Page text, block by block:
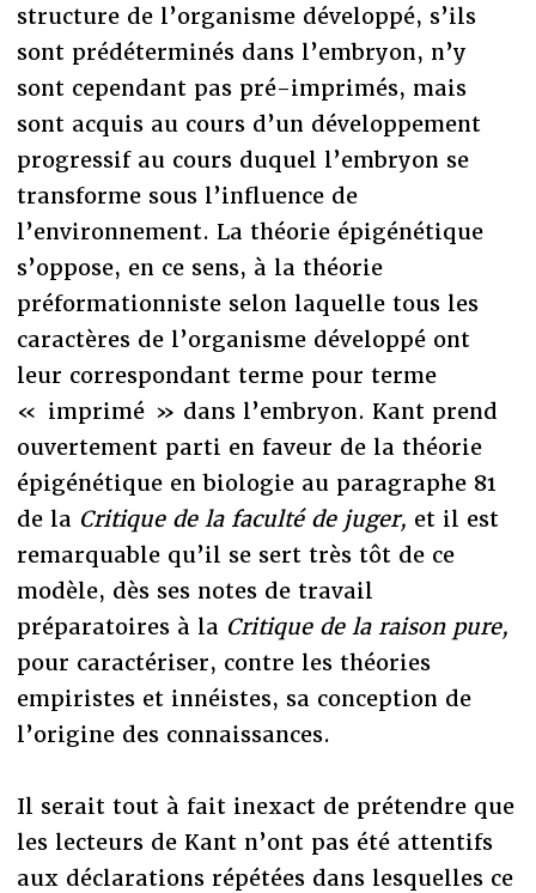
structure de l’organisme développé, s’ils
sont prédéterminés dans l’embryon, n’y
sont cependant pas pré-imprimés, mais
sont acquis au cours d’un développement
progressif au cours duquel l’embryon se
transforme sous l’influence de
l’environnement. La théorie épigénétique
s’oppose, en ce sens, à la théorie
préformationniste selon laquelle tous les
caractères de l’organisme développé ont
leur correspondant terme pour terme
« imprimé » dans l’embryon. Kant prend
ouvertement parti en faveur de la théorie
épigénétique en biologie au paragraphe 81
de la Critique de la faculté de juger, et il est
remarquable qu’il se sert très tôt de ce
modèle, dès ses notes de travail
préparatoires à la Critique de la raison pure,
pour caractériser, contre les théories
empiristes et innéistes, sa conception de
l’origine des connaissances.
Il serait tout à fait inexact de prétendre que
les lecteurs de Kant n’ont pas été attentifs
aux déclarations répétées dans lesquelles ce